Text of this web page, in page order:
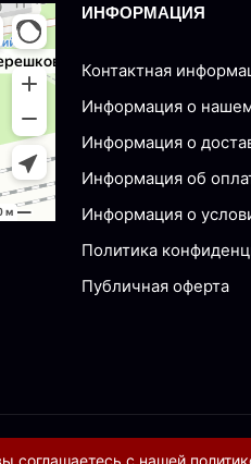
ИНФОРМАЦИЯ
Контактная
Информация о
Информация о
Информация об
Информация о
Политика
Публичная оферта